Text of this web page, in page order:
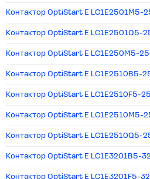
Контактор OptiStart E LC1E2501M5-
Контактор OptiStart E LC1E2501Q5-
Контактор OptiStart E LC1E250M5-
Контактор OptiStart E LC1E2510B5-
Контактор OptiStart E LC1E2510F5-
Контактор OptiStart E LC1E2510M5-
Контактор OptiStart E LC1E2510Q5-
Контактор OptiStart E LC1E3201B5-
Контактор OptiStart E LC1E3201F5-